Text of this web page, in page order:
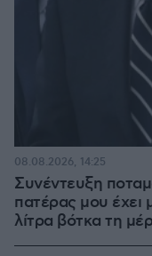
Συνέντευξη
πατέρας μου έχει
λίτρα βότκα τη
08.08.2026, 14:25